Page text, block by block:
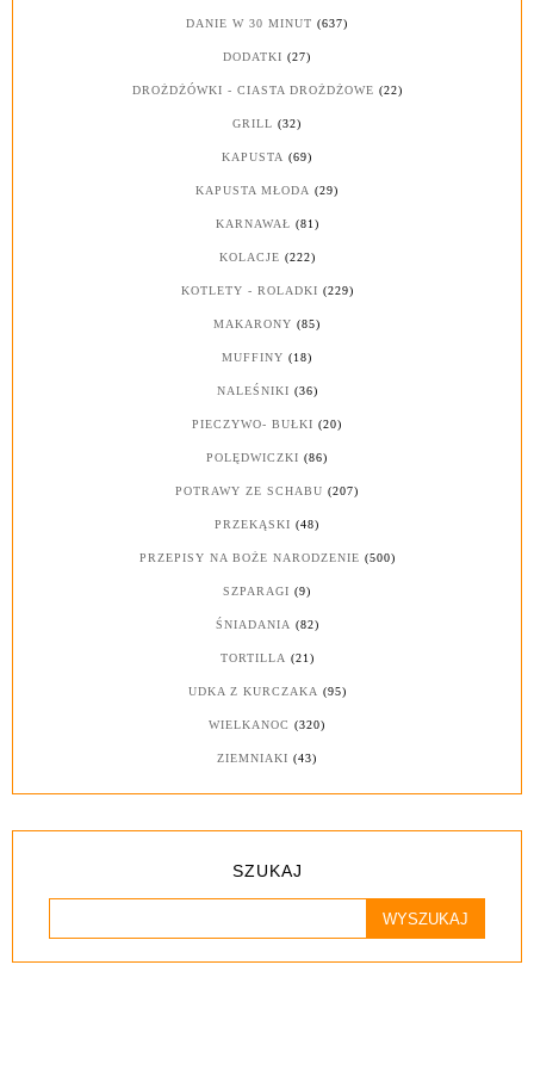
DANIE W 30 MINUT (637)
DODATKI (27)
DROŻDŻÓWKI - CIASTA DROŻDŻOWE (22)
GRILL (32)
KAPUSTA (69)
KAPUSTA MŁODA (29)
KARNAWAŁ (81)
KOLACJE (222)
KOTLETY - ROLADKI (229)
MAKARONY (85)
MUFFINY (18)
NALEŚNIKI (36)
PIECZYWO- BUŁKI (20)
POLĘDWICZKI (86)
POTRAWY ZE SCHABU (207)
PRZEKĄSKI (48)
PRZEPISY NA BOŻE NARODZENIE (500)
SZPARAGI (9)
ŚNIADANIA (82)
TORTILLA (21)
UDKA Z KURCZAKA (95)
WIELKANOC (320)
ZIEMNIAKI (43)
SZUKAJ